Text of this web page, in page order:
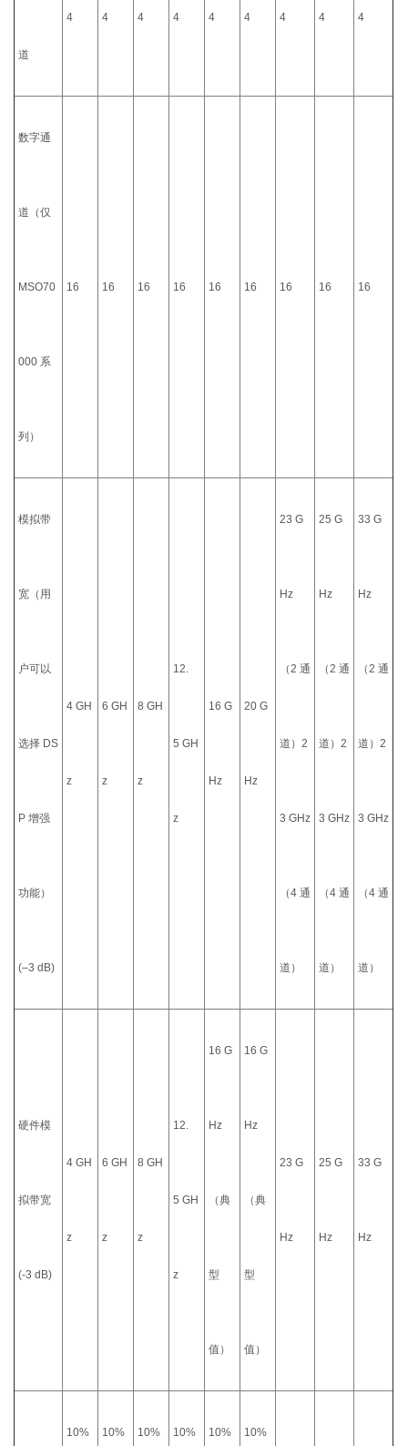
道
4 4 4 4 4 4 4 4 4
数字通
道（仅
MSO70
000 系
列）
16 16 16 16 16 16 16 16 16
模拟带
宽（用
户可以
选择 DS
P 增强
功能）
(–3 dB)
4 GH
z
6 GH
z
8 GH
z
12.
5 GH
z
16 G
Hz
20 G
Hz
23 G
Hz
（2 通
道）2
3 GHz
（4 通
道）
25 G
Hz
（2 通
道）2
3 GHz
（4 通
道）
33 G
Hz
（2 通
道）2
3 GHz
（4 通
道）
硬件模
拟带宽
(-3 dB)
4 GH
z
6 GH
z
8 GH
z
12.
5 GH
z
16 G
Hz
（典
型
值）
16 G
Hz
（典
型
值）
23 G
Hz
25 G
Hz
33 G
Hz
10% 10% 10% 10% 10% 10%